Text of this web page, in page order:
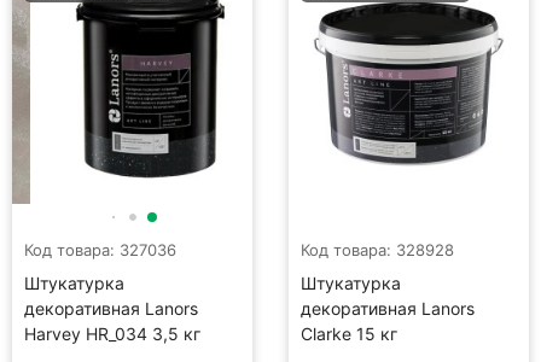
Код товара: 327036
Штукатурка
декоративная Lanors
Harvey HR_034 3,5 кг
Код товара: 328928
Штукатурка
декоративная Lanors
Clarke 15 кг